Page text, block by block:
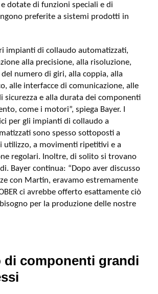
dotate di funzioni speciali e di
preferite a sistemi prodotti in
impianti di collaudo automatizzati,
alla precisione, alla risoluzione,
numero di giri, alla coppia, alla
alle interfacce di comunicazione, alle
sicurezza e alla durata dei componenti
come i motori”, spiega Bayer. I
per gli impianti di collaudo a
sono spesso sottoposti a
utilizzo, a movimenti ripetitivi e a
regolari. Inoltre, di solito si trovano
Bayer continua: “Dopo aver discusso
con Martin, eravamo estremamente
ci avrebbe offerto esattamente ciò
per la produzione delle nostre
di componenti grandi